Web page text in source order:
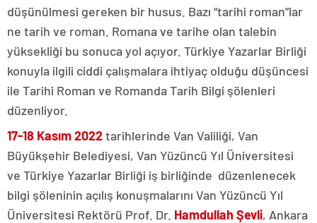
düşünülmesi gereken bir husus. Bazı “tarihi roman”lar
ne tarih ve roman. Romana ve tarihe olan talebin
yüksekliği bu sonuca yol açıyor. Türkiye Yazarlar Birliği
konuyla ilgili ciddi çalışmalara ihtiyaç olduğu düşüncesi
ile Tarihi Roman ve Romanda Tarih Bilgi şölenleri
düzenliyor.
17-18 Kasım 2022tarihlerinde Van Valiliği, Van
Büyükşehir Belediyesi, Van Yüzüncü Yıl Üniversitesi
ve Türkiye Yazarlar Birliği iş birliğinde düzenlenecek
bilgi şöleninin açılış konuşmalarını Van Yüzüncü Yıl
Üniversitesi Rektörü Prof. Dr. Hamdullah Şevli, Ankara